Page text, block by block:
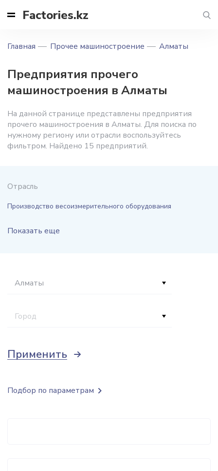
Factories.kz
Главная Прочее машиностроение Алматы
Предприятия прочего
машиностроения в Алматы
На данной странице представлены предприятия
прочего машиностроения в Алматы. Для поиска по
нужному региону или отрасли воспользуйтесь
фильтром. Найдено 15 предприятий.
Отрасль
Производство весоизмерительного оборудования
Показать еще
Алматы
Город
Применить
Подбор по параметрам